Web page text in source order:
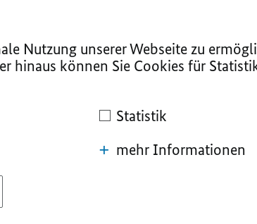
Nutzung unserer Webseite zu
hinaus können Sie Cookies für
Statistik
mehr Informationen